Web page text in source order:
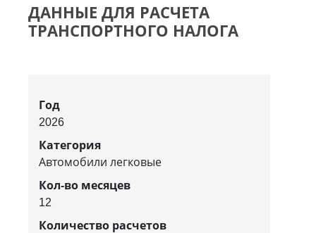
ДАННЫЕ ДЛЯ РАСЧЕТА
ТРАНСПОРТНОГО НАЛОГА
Год
2026
Категория
Автомобили легковые
Кол-во месяцев
12
Количество расчетов